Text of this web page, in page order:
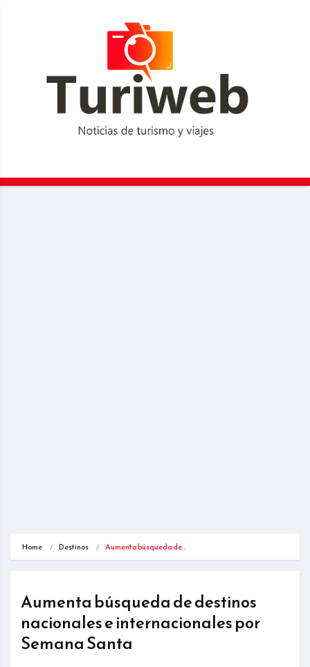
Home Destinos Aumenta búsqueda de…
Aumenta búsqueda de destinos
nacionales e internacionales por
Semana Santa